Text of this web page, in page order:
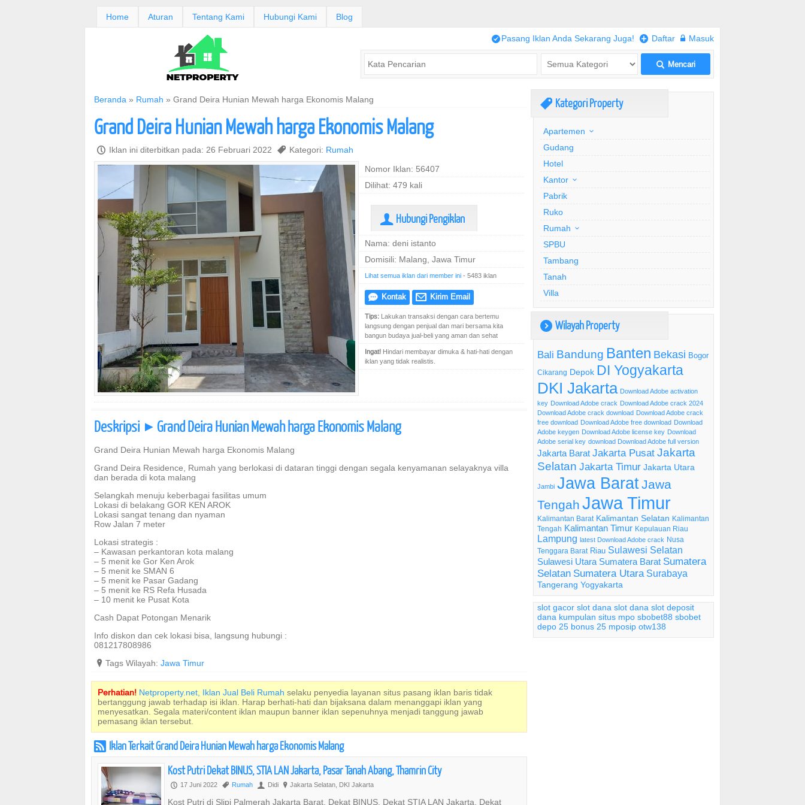
Home Aturan Tentang Kami Hubungi Kami Blog
/Pasang Iklan Anda Sekarang Juga! + Daftar w Masuk
L Mencari
Beranda » Rumah » Grand Deira Hunian Mewah harga Ekonomis Malang
Grand Deira Hunian Mewah harga Ekonomis Malang
P Iklan ini diterbitkan pada: 26 Februari 2022 , Kategori: Rumah
Nomor Iklan: 56407
Dilihat: 479 kali
U Hubungi Pengiklan
Nama: deni istanto
Domisili: Malang, Jawa Timur
Lihat semua iklan dari member ini - 5483 iklan
e Kontak @ Kirim Email
Tips: Lakukan transaksi dengan cara bertemu
langsung dengan penjual dan mari bersama kita
bangun budaya jual-beli yang aman dan sehat
Ingat! Hindari membayar dimuka & hati-hati dengan
iklan yang tidak realistis.
Deskripsi ] Grand Deira Hunian Mewah harga Ekonomis Malang
Grand Deira Hunian Mewah harga Ekonomis Malang
Grand Deira Residence, Rumah yang berlokasi di dataran tinggi dengan segala kenyamanan selayaknya villa
dan berada di kota malang
Selangkah menuju keberbagai fasilitas umum
Lokasi di belakang GOR KEN AROK
Lokasi sangat tenang dan nyaman
Row Jalan 7 meter
Lokasi strategis :
– Kawasan perkantoran kota malang
– 5 menit ke Gor Ken Arok
– 5 menit ke SMAN 6
– 5 menit ke Pasar Gadang
– 5 menit ke RS Refa Husada
– 10 menit ke Pusat Kota
Cash Dapat Potongan Menarik
Info diskon dan cek lokasi bisa, langsung hubungi :
081217808986
? Tags Wilayah: Jawa Timur
Perhatian! Netproperty.net, Iklan Jual Beli Rumah selaku penyedia layanan situs pasang iklan baris tidak
bertanggung jawab terhadap isi iklan. Harap berhati-hati dan bijaksana dalam menanggapi iklan yang
menyesatkan. Segala materi/content iklan maupun banner iklan sepenuhnya menjadi tanggung jawab
pemasang iklan tersebut.
r Iklan Terkait Grand Deira Hunian Mewah harga Ekonomis Malang
Kost Putri Dekat BINUS, STIA LAN Jakarta, Pasar Tanah Abang, Thamrin City
P 17 Juni 2022 , Rumah U Didi ? Jakarta Selatan, DKI Jakarta
Kost Putri di Slipi Palmerah Jakarta Barat, Dekat BINUS, Dekat STIA LAN Jakarta, Dekat
, Kategori Property
Apartemen
Gudang
Hotel
Kantor
Pabrik
Ruko
Rumah
SPBU
Tambang
Tanah
Villa
) Wilayah Property
Bali Bandung Banten Bekasi Bogor
Cikarang Depok DI Yogyakarta
DKI Jakarta Download Adobe activation
key Download Adobe crack Download Adobe crack 2024
Download Adobe crack download Download Adobe crack
free download Download Adobe free download Download
Adobe keygen Download Adobe license key Download
Adobe serial key download Download Adobe full version
Jakarta Barat Jakarta Pusat Jakarta
Selatan Jakarta Timur Jakarta Utara
Jambi Jawa BaratJawa
Tengah Jawa Timur
Kalimantan Barat Kalimantan Selatan Kalimantan
Tengah Kalimantan Timur Kepulauan Riau
Lampung latest Download Adobe crack Nusa
Tenggara Barat Riau Sulawesi Selatan
Sulawesi Utara Sumatera Barat Sumatera
Selatan Sumatera Utara Surabaya
Tangerang Yogyakarta
slot gacor slot dana slot dana slot deposit
dana kumpulan situs mpo sbobet88 sbobet
depo 25 bonus 25 mposip otw138